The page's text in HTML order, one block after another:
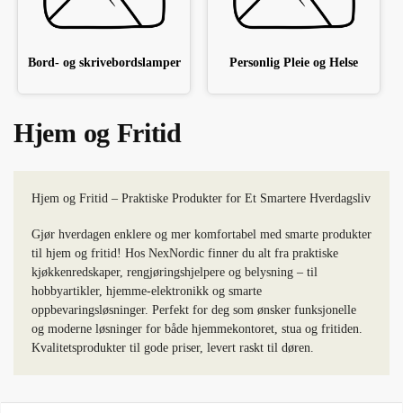
Bord- og skrivebordslamper Personlig Pleie og Helse
Hjem og Fritid
Hjem og Fritid – Praktiske Produkter for Et Smartere Hverdagsliv
Gjør hverdagen enklere og mer komfortabel med smarte produkter
til hjem og fritid! Hos NexNordic finner du alt fra praktiske
kjøkkenredskaper, rengjøringshjelpere og belysning – til
hobbyartikler, hjemme-elektronikk og smarte
oppbevaringsløsninger. Perfekt for deg som ønsker funksjonelle
og moderne løsninger for både hjemmekontoret, stua og fritiden.
Kvalitetsprodukter til gode priser, levert raskt til døren.